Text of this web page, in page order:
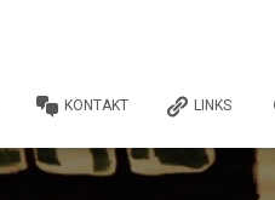
KONTAKT LINKS